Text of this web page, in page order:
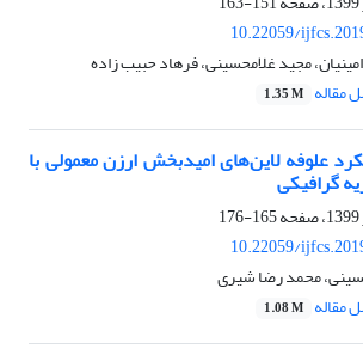
10.22059/
مجید غلامحسینی، فرهاد حبیب زاده
مقاله 1.35 M
علوفه لاین‌های امیدبخش ارزن معمولی با
گرافیکی
165-176
10.22059/
محمد رضا شیری
مقاله 1.08 M